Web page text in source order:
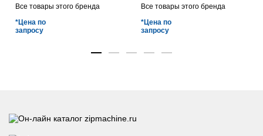
Все товары этого бренда
*Цена по
запросу
Все товары этого бренда
*Цена по
запросу